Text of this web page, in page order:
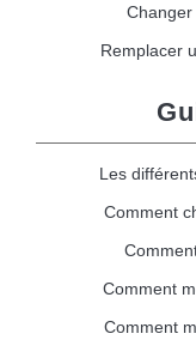
Remplacer
Les
Comment
Comment
Comment